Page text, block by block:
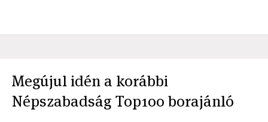
Megújul idén a korábbi
Népszabadság Top100 borajánló